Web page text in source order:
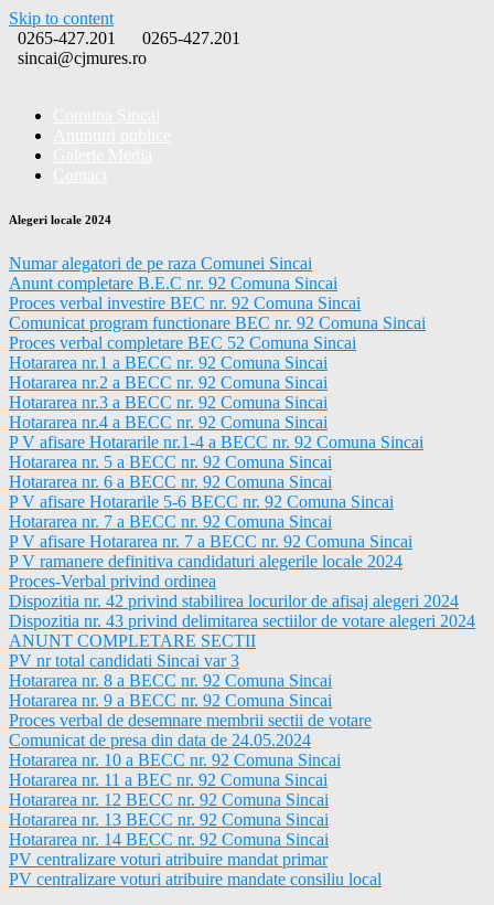
Skip to content
0265-427.201
0265-427.201
sincai@cjmures.ro
Alegeri locale 2024
Numar alegatori de pe raza Comunei Sincai
Anunt completare B.E.C nr. 92 Comuna Sincai
Proces verbal investire BEC nr. 92 Comuna Sincai
Comunicat program functionare BEC nr. 92 Comuna Sincai
Proces verbal completare BEC 52 Comuna Sincai
Hotararea nr.1 a BECC nr. 92 Comuna Sincai
Hotararea nr.2 a BECC nr. 92 Comuna Sincai
Hotararea nr.3 a BECC nr. 92 Comuna Sincai
Hotararea nr.4 a BECC nr. 92 Comuna Sincai
P V afisare Hotararile nr.1-4 a BECC nr. 92 Comuna Sincai
Hotararea nr. 5 a BECC nr. 92 Comuna Sincai
Hotararea nr. 6 a BECC nr. 92 Comuna Sincai
P V afisare Hotararile 5-6 BECC nr. 92 Comuna Sincai
Hotararea nr. 7 a BECC nr. 92 Comuna Sincai
P V afisare Hotararea nr. 7 a BECC nr. 92 Comuna Sincai
P V ramanere definitiva candidaturi alegerile locale 2024
Proces-Verbal privind ordinea
Dispozitia nr. 42 privind stabilirea locurilor de afisaj alegeri 2024
Dispozitia nr. 43 privind delimitarea sectiilor de votare alegeri 2024
ANUNT COMPLETARE SECTII
PV nr total candidati Sincai var 3
Hotararea nr. 8 a BECC nr. 92 Comuna Sincai
Hotararea nr. 9 a BECC nr. 92 Comuna Sincai
Proces verbal de desemnare membrii sectii de votare
Comunicat de presa din data de 24.05.2024
Hotararea nr. 10 a BECC nr. 92 Comuna Sincai
Hotararea nr. 11 a BEC nr. 92 Comuna Sincai
Hotararea nr. 12 BECC nr. 92 Comuna Sincai
Hotararea nr. 13 BECC nr. 92 Comuna Sincai
Hotararea nr. 14 BECC nr. 92 Comuna Sincai
PV centralizare voturi atribuire mandat primar
PV centralizare voturi atribuire mandate consiliu local